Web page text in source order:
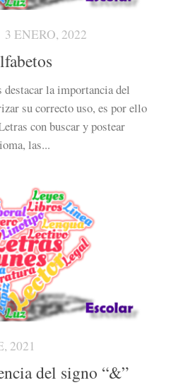
3 ENERO, 2022
la importancia del
su correcto uso, es por ello
con buscar y postear
las...
2021
del signo “&”